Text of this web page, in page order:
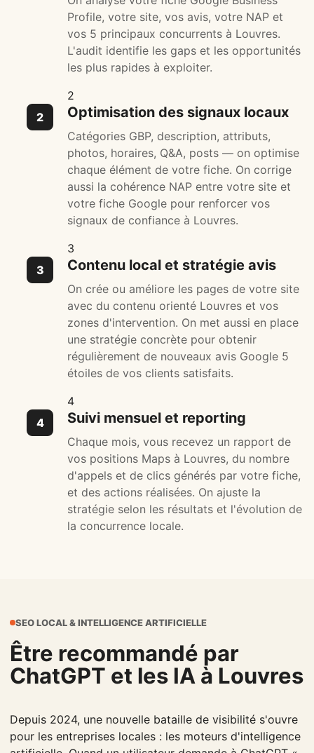
Profile, votre site, vos avis, votre NAP et
vos 5 principaux concurrents à Louvres.
L'audit identifie les gaps et les opportunités
les plus rapides à exploiter.
2
Optimisation des signaux locaux
Catégories GBP, description, attributs,
photos, horaires, Q&A, posts — on optimise
chaque élément de votre fiche. On corrige
aussi la cohérence NAP entre votre site et
votre fiche Google pour renforcer vos
signaux de confiance à Louvres.
3
Contenu local et stratégie avis
On crée ou améliore les pages de votre site
avec du contenu orienté Louvres et vos
zones d'intervention. On met aussi en place
une stratégie concrète pour obtenir
régulièrement de nouveaux avis Google 5
étoiles de vos clients satisfaits.
4
Suivi mensuel et reporting
Chaque mois, vous recevez un rapport de
vos positions Maps à Louvres, du nombre
d'appels et de clics générés par votre fiche,
et des actions réalisées. On ajuste la
stratégie selon les résultats et l'évolution de
la concurrence locale.
SEO LOCAL & INTELLIGENCE ARTIFICIELLE
Être recommandé par
ChatGPT et les IA à Louvres
Depuis 2024, une nouvelle bataille de visibilité s'ouvre
pour les entreprises locales : les moteurs d'intelligence